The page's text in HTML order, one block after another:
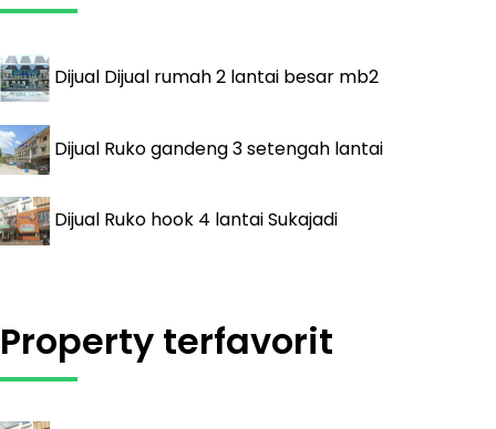
Dijual Dijual rumah 2 lantai besar mb2
Dijual Ruko gandeng 3 setengah lantai
Dijual Ruko hook 4 lantai Sukajadi
Property terfavorit